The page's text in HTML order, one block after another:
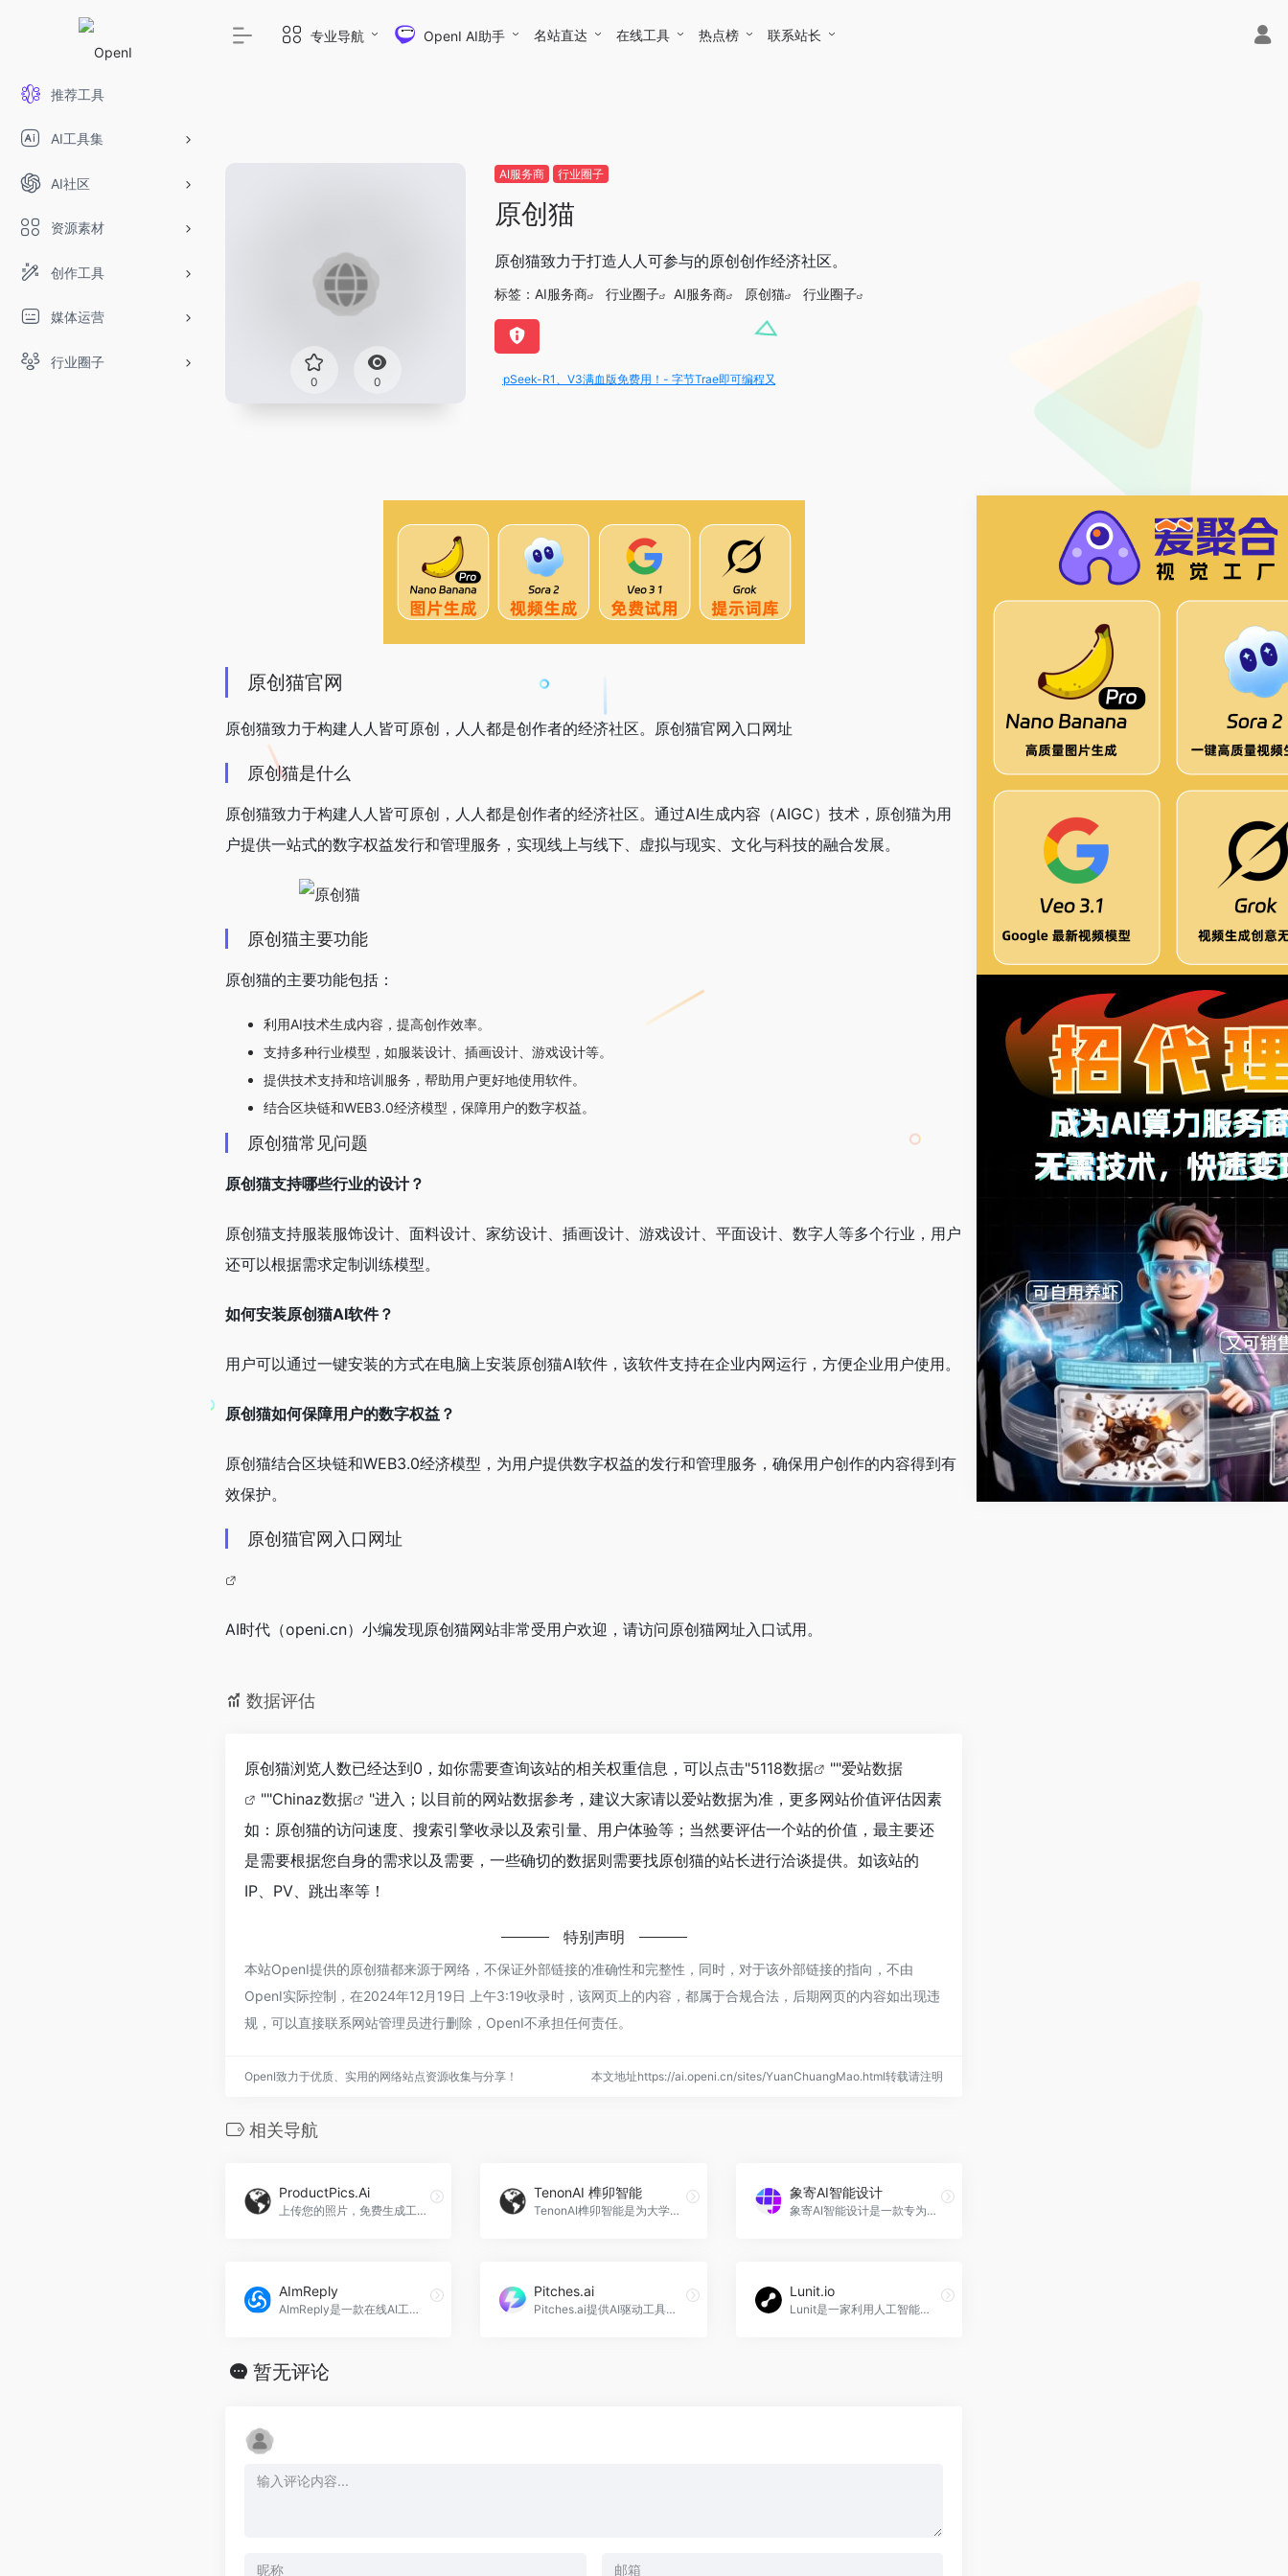
推荐工具
AI工具集
AI社区
资源素材
创作工具
媒体运营
行业圈子
专业导航 OpenI AI助手 名站直达 在线工具 热点榜 联系站长
0 0
AI服务商 行业圈子
原创猫
原创猫致力于打造人人可参与的原创创作经济社区。
标签： AI服务商 行业圈子 AI服务商 原创猫 行业圈子
DeepSeek-R1、V3满血版免费用！- 字节Trae即可编程又可聊天
原创猫官网
原创猫致力于构建人人皆可原创，人人都是创作者的经济社区。原创猫官网入口网址
原创猫是什么
原创猫致力于构建人人皆可原创，人人都是创作者的经济社区。通过AI生成内容（AIGC）技术，原创猫为用
户提供一站式的数字权益发行和管理服务，实现线上与线下、虚拟与现实、文化与科技的融合发展。
原创猫主要功能
原创猫的主要功能包括：
利用AI技术生成内容，提高创作效率。
支持多种行业模型，如服装设计、插画设计、游戏设计等。
提供技术支持和培训服务，帮助用户更好地使用软件。
结合区块链和WEB3.0经济模型，保障用户的数字权益。
原创猫常见问题
原创猫支持哪些行业的设计？
原创猫支持服装服饰设计、面料设计、家纺设计、插画设计、游戏设计、平面设计、数字人等多个行业，用户
还可以根据需求定制训练模型。
如何安装原创猫AI软件？
用户可以通过一键安装的方式在电脑上安装原创猫AI软件，该软件支持在企业内网运行，方便企业用户使用。
原创猫如何保障用户的数字权益？
原创猫结合区块链和WEB3.0经济模型，为用户提供数字权益的发行和管理服务，确保用户创作的内容得到有
效保护。
原创猫官网入口网址
AI时代（openi.cn）小编发现原创猫网站非常受用户欢迎，请访问原创猫网址入口试用。
数据评估
原创猫浏览人数已经达到0，如你需要查询该站的相关权重信息，可以点击"5118数据 ""爱站数据
""Chinaz数据
"进入；以目前的网站数据参考，建议大家请以爱站数据为准，更多网站价值评估因素
如：原创猫的访问速度、搜索引擎收录以及索引量、用户体验等；当然要评估一个站的价值，最主要还
是需要根据您自身的需求以及需要，一些确切的数据则需要找原创猫的站长进行洽谈提供。如该站的
IP、PV、跳出率等！
特别声明
本站OpenI提供的原创猫都来源于网络，不保证外部链接的准确性和完整性，同时，对于该外部链接的指向，不由
OpenI实际控制，在2024年12月19日 上午3:19收录时，该网页上的内容，都属于合规合法，后期网页的内容如出现违
规，可以直接联系网站管理员进行删除，OpenI不承担任何责任。
OpenI致力于优质、实用的网络站点资源收集与分享！ 本文地址https://ai.openi.cn/sites/YuanChuangMao.html转载请注明
相关导航
ProductPics.Ai
上传您的照片，免费生成工作室级产品摄影。
TenonAI 榫卯智能
TenonAI榫卯智能是为大学生提供真实面试模拟和个性化评分的AI辅助工具。
象寄AI智能设计
象寄AI智能设计是一款专为电商和市场营销人员打造的AI生产工具。
AImReply
AImReply是一款在线AI工具，可快速生成专业个性化的电子邮件回复。
Pitches.ai
Pitches.ai提供AI驱动工具，优化初创公司融资方案，提升幻灯片的清晰度和影响力。
Lunit.io
Lunit是一家利用人工智能技术开发癌症筛查、诊断与治疗产品的公司，致力于挽救生命。
暂无评论